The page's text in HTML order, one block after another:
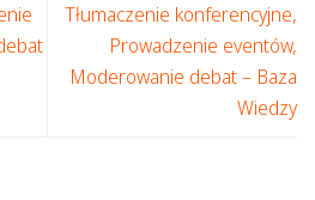
Tłumaczenie konferencyjne,
Prowadzenie eventów,
Moderowanie debat – Baza
Wiedzy